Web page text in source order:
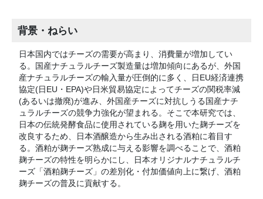
背景・ねらい
日本国内ではチーズの需要が高まり、消費量が増加してい
る。国産ナチュラルチーズ製造量は増加傾向にあるが、外国
産ナチュラルチーズの輸入量が圧倒的に多く、日EU経済連携
協定(日EU・EPA)や日米貿易協定によってチーズの関税率減
(あるいは撤廃)が進み、外国産チーズに対抗しうる国産ナチ
ュラルチーズの競争力強化が望まれる。そこで本研究では、
日本の伝統発酵食品に使用されている麹を用いた麹チーズを
改良するため、日本酒醸造から生み出される酒粕に着目す
る。酒粕が麹チーズ熟成に与える影響を調べることで、酒粕
麹チーズの特性を明らかにし、日本オリジナルナチュラルチ
ーズ「酒粕麹チーズ」の差別化・付加価値向上に繋げ、酒粕
麹チーズの普及に貢献する。